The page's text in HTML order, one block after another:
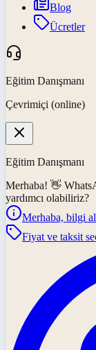
Blog
Ücretler
Eğitim Danışmanı
Çevrimiçi (online)
Eğitim Danışmanı
Merhaba! 👋
yardımcı olabiliriz?
Merhaba, bilgi
Fiyat ve taksit